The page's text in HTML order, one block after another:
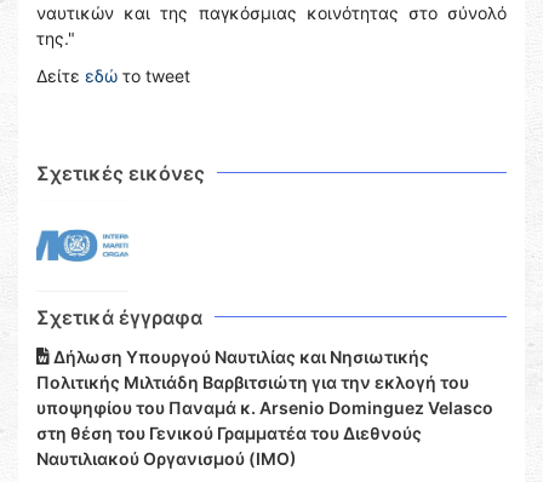
ναυτικών και της παγκόσμιας κοινότητας στο σύνολό
της."
Δείτε εδώ το tweet
Σχετικές εικόνες
Σχετικά έγγραφα
Δήλωση Υπουργού Ναυτιλίας και Νησιωτικής
Πολιτικής Μιλτιάδη Βαρβιτσιώτη για την εκλογή του
υποψηφίου του Παναμά κ. Arsenio Dominguez Velasco
στη θέση του Γενικού Γραμματέα του Διεθνούς
Ναυτιλιακού Οργανισμού (ΙΜΟ)